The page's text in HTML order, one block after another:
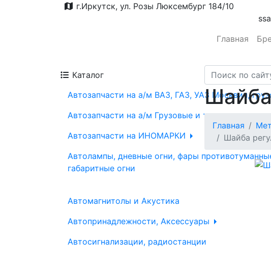
г.Иркутск, ул. Розы Люксембург 184/10
Главная
Каталог
Автозапчасти на а/м ВАЗ, ГАЗ, УАЗ Москвич,
Автозапчасти на а/м Грузовые и трактора
Автозапчасти на ИНОМАРКИ
Автолампы, дневные огни, фары
габаритные огни
Автомагнитолы и Акустика
Автопринадлежности, Аксессуары
Автосигнализации, радиостанции
Шайба
Главная
Шайба